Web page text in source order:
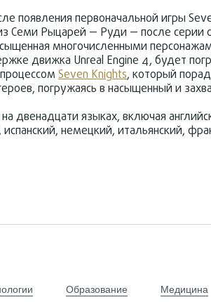
появления первоначальной игры
Семи Рыцарей — Руди — после серии
многочисленными
движка Unreal Engine 4, будет
Seven Knights, который
погружаясь в насыщенный и
двенадцати языках, включая
немецкий, итальянский,
Образование Медицина